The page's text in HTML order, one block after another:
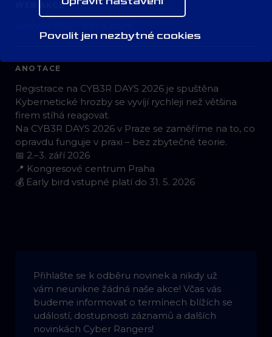
Povolit jen nezbytné cookies
WEB AKCE
ANOTACE
Registrace na CYB3R DAYS 2026 je spuštěna
Kybernetické hrozby se vyvíjí rychleji než většina
firem stíhá reagovat.
Na CYB3R DAYS 2026 v Praze se zaměříme na to, co
opravdu funguje v praxi – bez zbytečné teorie.
📅 2.–3. září 2026
📍 Kongresové centrum Praha
💰 Early bird vstupné platí do 31. 5. 2026
Přihlašte se k odběru novinek a nikdy už
vám neunikne žádná naše akce! Včas vás
budeme informovat o termínech blížích se
událostí, dostupnosti záznamů a dalších
novinkách Cyber Rangers!